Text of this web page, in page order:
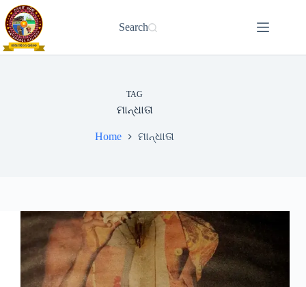
Skip
to
content
Search
TAG
ମାନ୍ଧାତା
Home ମାନ୍ଧାତା